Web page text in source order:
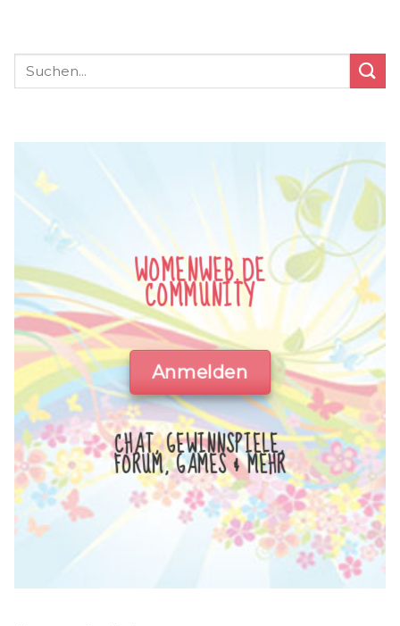
WOMENWEB.DE
COMMUNITY
Anmelden
CHAT, GEWINNSPIELE,
FORUM, GAMES & MEHR